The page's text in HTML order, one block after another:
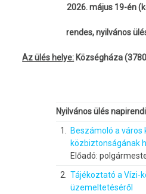
2026. május 19-én
rendes, nyilvános
Az ülés helye: Községháza
Nyilvános ülés
1.
Beszámoló a város
közbiztonságának
Előadó:
2.
Tájékoztató a Vízi-
üzemeltetéséről